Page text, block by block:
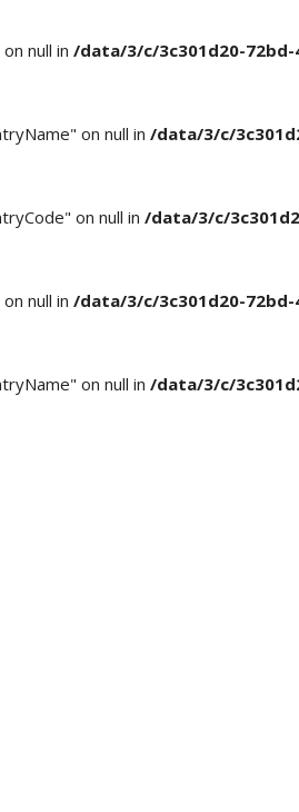
null in /data/3/c/3c301d20-
on null in /data/3/c/
on null in /data/3/c/
null in /data/3/c/3c301d20-
on null in /data/3/c/